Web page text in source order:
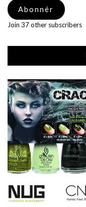
Abonnér
Join 37 other subscribers